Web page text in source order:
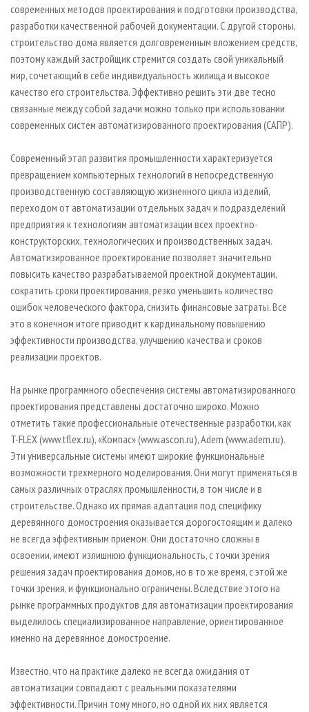
современных методов проектирования и подготовки производства,
разработки качественной рабочей документации. С другой стороны,
строительство дома является долговременным вложением средств,
поэтому каждый застройщик стремится создать свой уникальный
мир, сочетающий в себе индивидуальность жилища и высокое
качество его строительства. Эффективно решить эти две тесно
связанные между собой задачи можно только при использовании
современных систем автоматизированного проектирования (САПР).
Современный этап развития промышленности характеризуется
превращением компьютерных технологий в непосредственную
производственную составляющую жизненного цикла изделий,
переходом от автоматизации отдельных задач и подразделений
предприятия к технологиям автоматизации всех проектно-
конструкторских, технологических и производственных задач.
Автоматизированное проектирование позволяет значительно
повысить качество разрабатываемой проектной документации,
сократить сроки проектирования, резко уменьшить количество
ошибок человеческого фактора, снизить финансовые затраты. Все
это в конечном итоге приводит к кардинальному повышению
эффективности производства, улучшению качества и сроков
реализации проектов.
На рынке программного обеспечения системы автоматизированного
проектирования представлены достаточно широко. Можно
отметить такие профессиональные отечественные разработки, как
T-FLEX (www.tflex.ru), «Компас» (www.ascon.ru), Adem (www.adem.ru).
Эти универсальные системы имеют широкие функциональные
возможности трехмерного моделирования. Они могут применяться в
самых различных отраслях промышленности, в том числе и в
строительстве. Однако их прямая адаптация под специфику
деревянного домостроения оказывается дорогостоящим и далеко
не всегда эффективным приемом. Они достаточно сложны в
освоении, имеют излишнюю функциональность, с точки зрения
решения задач проектирования домов, но в то же время, с этой же
точки зрения, и функционально ограничены. Вследствие этого на
рынке программных продуктов для автоматизации проектирования
выделилось специализированное направление, ориентированное
именно на деревянное домостроение.
Известно, что на практике далеко не всегда ожидания от
автоматизации совпадают с реальными показателями
эффективности. Причин тому много, но одной их них является